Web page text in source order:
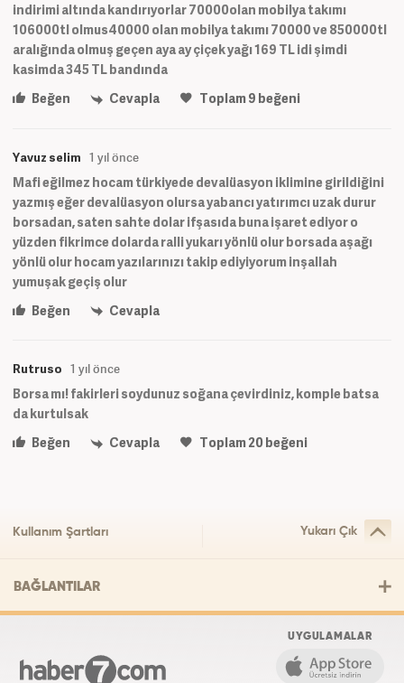
indirimi altında kandırıyorlar 70000olan mobilya takımı
106000tl olmus40000 olan mobilya takımı 70000 ve 850000tl
aralığında olmuş geçen aya ay çiçek yağı 169 TL idi şimdi
kasimda 345 TL bandında
Beğen
Cevapla Toplam9 beğeni
Yavuz selim 1 yıl önce
Mafi eğilmez hocam türkiyede devalüasyon iklimine girildiğini
yazmış eğer devalüasyon olursa yabancı yatırımcı uzak durur
borsadan, saten sahte dolar ifşasıda buna işaret ediyor o
yüzden fikrimce dolarda ralli yukarı yönlü olur borsada aşağı
yönlü olur hocam yazılarınızı takip ediyiyorum inşallah
yumuşak geçiş olur
Beğen
Cevapla
Rutruso 1 yıl önce
Borsa mı! fakirleri soydunuz soğana çevirdiniz, komple batsa
da kurtulsak
Beğen
Cevapla Toplam20beğeni
Kullanım Şartları Yukarı Çık
BAĞLANTILAR
UYGULAMALAR